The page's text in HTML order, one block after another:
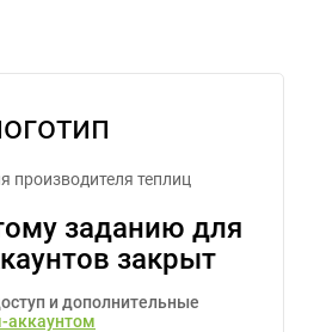
производителя теплиц
заданию для
закрыт
и дополнительные
аккаунтом